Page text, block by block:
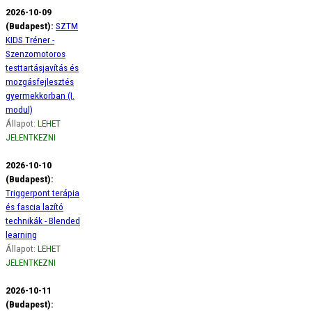
2026-10-09
(Budapest): SZTM
KIDS Tréner -
Szenzomotoros
testtartásjavítás és
mozgásfejlesztés
gyermekkorban (I.
modul)
Állapot: LEHET
JELENTKEZNI
2026-10-10
(Budapest):
Triggerpont terápia
és fascia lazító
technikák - Blended
learning
Állapot: LEHET
JELENTKEZNI
2026-10-11
(Budapest):